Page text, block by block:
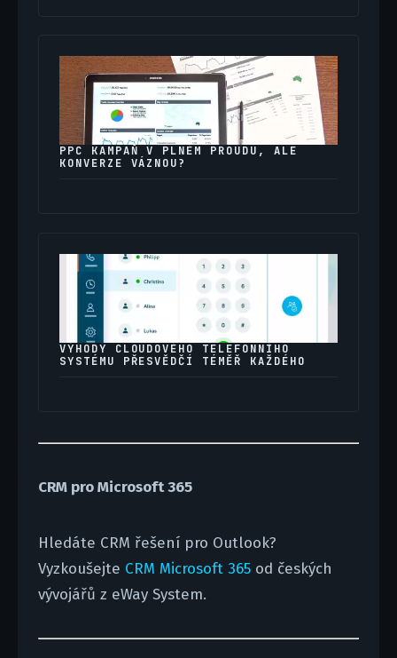
PPC KAMPAŇ V PLNÉM PROUDU, ALE
KONVERZE VÁZNOU?
VÝHODY CLOUDOVÉHO TELEFONNÍHO
SYSTÉMU PŘESVĚDČÍ TÉMĚŘ KAŽDÉHO
CRM pro Microsoft 365
Hledáte CRM řešení pro Outlook?
Vyzkoušejte CRM Microsoft 365od českých
vývojářů z eWay System.